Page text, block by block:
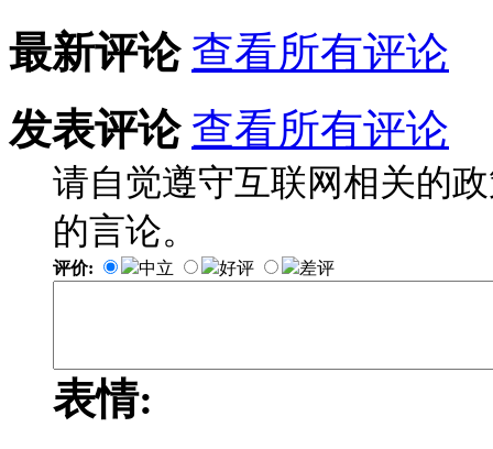
最新评论 查看所有评论
发表评论 查看所有评论
请自觉遵守互联网相关的
的言论。
评价: 中立 好评 差评
表情: